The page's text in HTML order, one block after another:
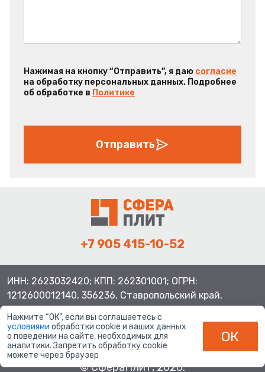
Нажимая на кнопку “Отправить”, я даю согласие
на обработку персональных данных. Подробнее
об обработке в Политике
Отправить
+7 905 415-10-52
ИНН: 2623032420; КПП: 262301001; ОГРН:
1212600012140, 356236, Ставропольский край,
Шпаковский район, с.Верхнерусское, ул.Батайская 3
© СфераПлит, 2026.
Нажмите “ОК”, если вы соглашаетесь с
условиями обработки cookie и ваших данных
о поведении на сайте, необходимых для
аналитики. Запретить обработку cookie
можете через браузер
ОК